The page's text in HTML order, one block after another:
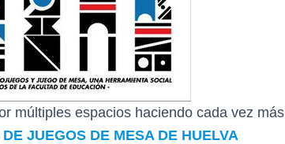
múltiples espacios haciendo cada vez más
JUEGOS DE MESA DE HUELVA